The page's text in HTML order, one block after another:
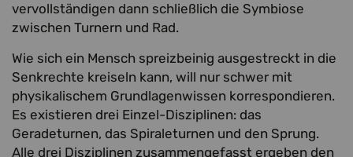
vervollständigen dann schließlich die Symbiose
zwischen Turnern und Rad.
Wie sich ein Mensch spreizbeinig ausgestreckt in die
Senkrechte kreiseln kann, will nur schwer mit
physikalischem Grundlagenwissen korrespondieren.
Es existieren drei Einzel-Disziplinen: das
Geradeturnen, das Spiraleturnen und den Sprung.
Alle drei Disziplinen zusammengefasst ergeben den